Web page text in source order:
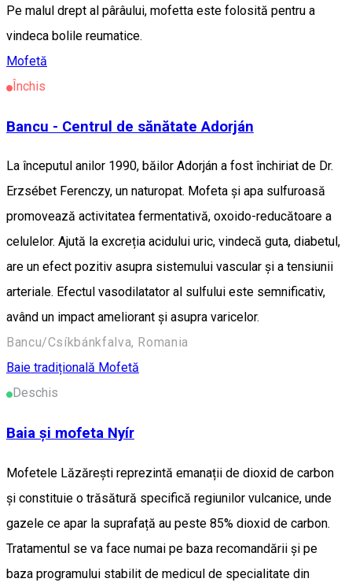
Pe malul drept al pârâului, mofetta este folosită pentru a
vindeca bolile reumatice.
Mofetă
Închis
Bancu - Centrul de sănătate Adorján
La începutul anilor 1990, băilor Adorján a fost închiriat de Dr.
Erzsébet Ferenczy, un naturopat. Mofeta și apa sulfuroasă
promovează activitatea fermentativă, oxoido-reducătoare a
celulelor. Ajută la excreția acidului uric, vindecă guta, diabetul,
are un efect pozitiv asupra sistemului vascular și a tensiunii
arteriale. Efectul vasodilatator al sulfului este semnificativ,
având un impact ameliorant și asupra varicelor.
Bancu/Csíkbánkfalva, Romania
Baie tradițională Mofetă
Deschis
Baia și mofeta Nyír
Mofetele Lăzărești reprezintă emanații de dioxid de carbon
și constituie o trăsătură specifică regiunilor vulcanice, unde
gazele ce apar la suprafață au peste 85% dioxid de carbon.
Tratamentul se va face numai pe baza recomandării și pe
baza programului stabilit de medicul de specialitate din